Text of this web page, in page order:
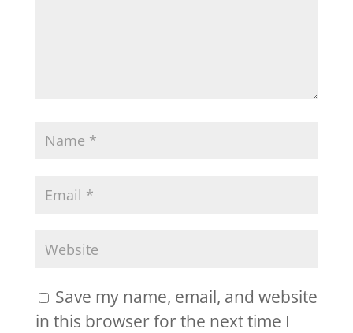
Save my name, email, and website
in this browser for the next time I